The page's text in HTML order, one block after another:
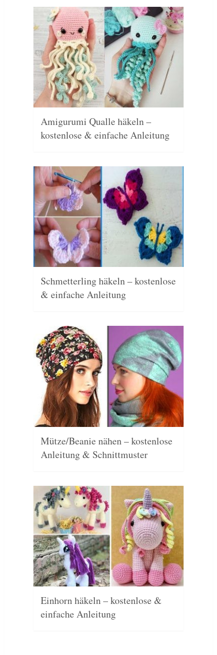
Amigurumi Qualle häkeln –
kostenlose & einfache Anleitung
Schmetterling häkeln – kostenlose
& einfache Anleitung
Mütze/Beanie nähen – kostenlose
Anleitung & Schnittmuster
Einhorn häkeln – kostenlose &
einfache Anleitung